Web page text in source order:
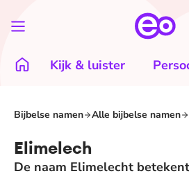
Kijk & luister
Bijbelse namen Alle bijbelse namen
Elimelech
De naam Elimelecht